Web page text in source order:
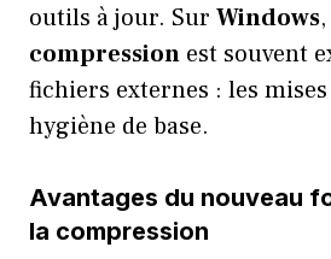
outils à jour. Sur Windows
compression est souvent
fichiers externes : les
hygiène de base.
Avantages du nouveau
la compression